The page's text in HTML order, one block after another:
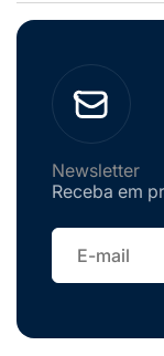
Newsletter
Receba em